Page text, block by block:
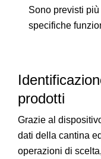
Sono previsti
specifiche
prodotti
Grazie al
dati della cantina
operazioni di